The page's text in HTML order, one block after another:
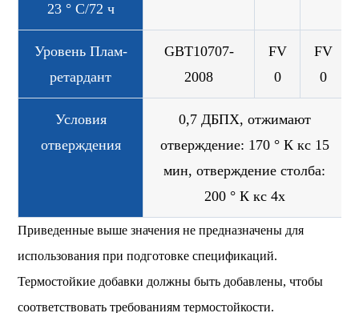
23 ° C/72 ч
Уровень Плам-
ретардант
GBT10707-
2008
FV
0
FV
0
Условия
отверждения
0,7 ДБПХ, отжимают
отверждение: 170 ° К кс 15
мин, отверждение столба:
200 ° К кс 4х
Приведенные выше значения не предназначены для
использования при подготовке спецификаций.
Термостойкие добавки должны быть добавлены, чтобы
соответствовать требованиям термостойкости.